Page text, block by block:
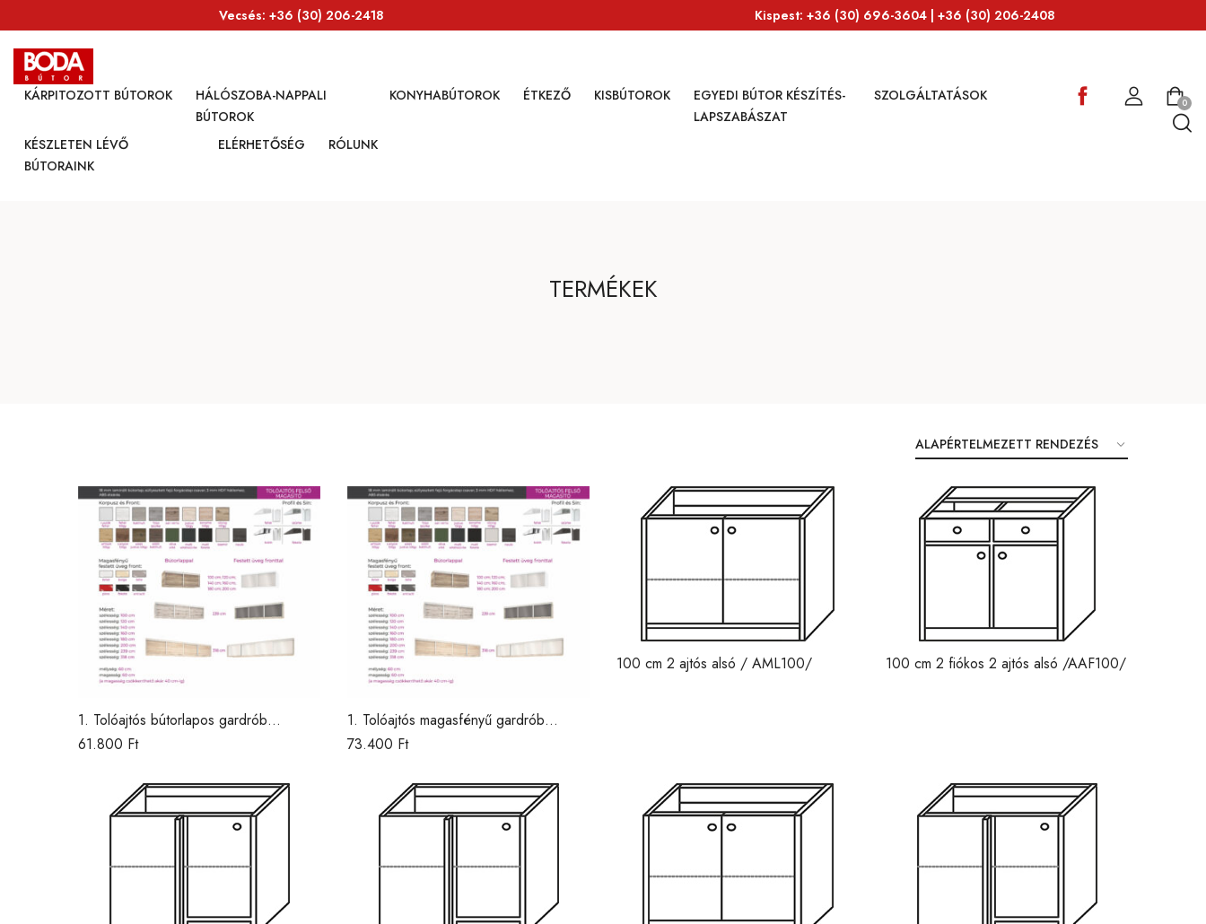
Vecsés: +36 (30) 206-2418​ Kispest: +36 (30) 696-3604 | +36 (30) 206-2408
KÁRPITOZOTT BÚTOROK
HÁLÓSZOBA-NAPPALI
BÚTOROK
KONYHABÚTOROK ÉTKEZŐ KISBÚTOROK
EGYEDI BÚTOR KÉSZÍTÉS-
LAPSZABÁSZAT
SZOLGÁLTATÁSOK
KÉSZLETEN LÉVŐ
BÚTORAINK
ELÉRHETŐSÉG RÓLUNK
0
TERMÉKEK
1. Tolóajtós bútorlapos gardrób
magasítás /DNY/
61.800 Ft
1. Tolóajtós magasfényű gardrób
magasítás /DNY/
73.400 Ft
100 cm 2 ajtós alsó / AML100/ 100 cm 2 fiókos 2 ajtós alsó /AAF100/